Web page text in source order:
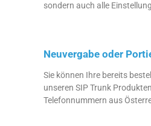
sondern auch alle
Neuvergabe oder
Sie können Ihre bereits
unseren SIP Trunk
Telefonnummern aus